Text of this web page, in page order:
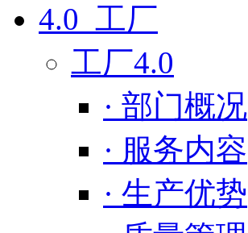
4.0 工厂
工厂4.0
· 部门概况
· 服务内容
· 生产优势